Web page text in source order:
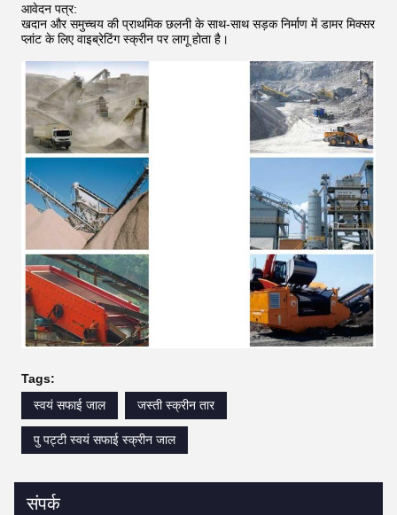
आवेदन पत्र:
खदान और समुच्चय की प्राथमिक छलनी के साथ-साथ सड़क निर्माण में डामर मिक्सर
प्लांट के लिए वाइब्रेटिंग स्क्रीन पर लागू होता है।
Tags:
स्वयं सफाई जाल
जस्ती स्क्रीन तार
पु पट्टी स्वयं सफाई स्क्रीन जाल
संपर्क